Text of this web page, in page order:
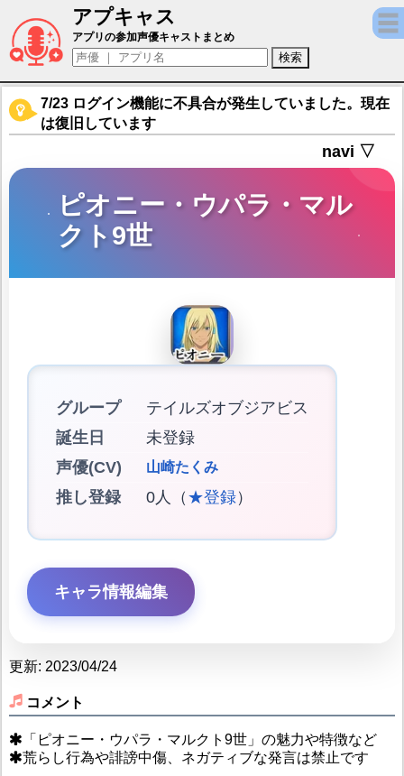
アプキャス
ピオニー・ウパラ・マルクト9世（声優：山
アプリの参加声優キャストまとめ
7/23 ログイン機能に不具合が発生していました。現在
は復旧しています
navi ▽
ピオニー・ウパラ・マル
クト9世
グループ
テイルズオブジアビス
誕生日
未登録
声優(CV)
山崎たくみ
推し登録 0人（ ★登録）
キャラ情報編集
更新: 2023/04/24
コメント
「ピオニー・ウパラ・マルクト9世」の魅力や特徴など
荒らし行為や誹謗中傷、ネガティブな発言は禁止です